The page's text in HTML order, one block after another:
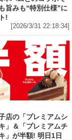
旨みも“特別仕様”に
!
[2026/3/31 22:18:34]
店の「プレミアムシ
」＆「プレミアムチ
」が半額! 明日1日